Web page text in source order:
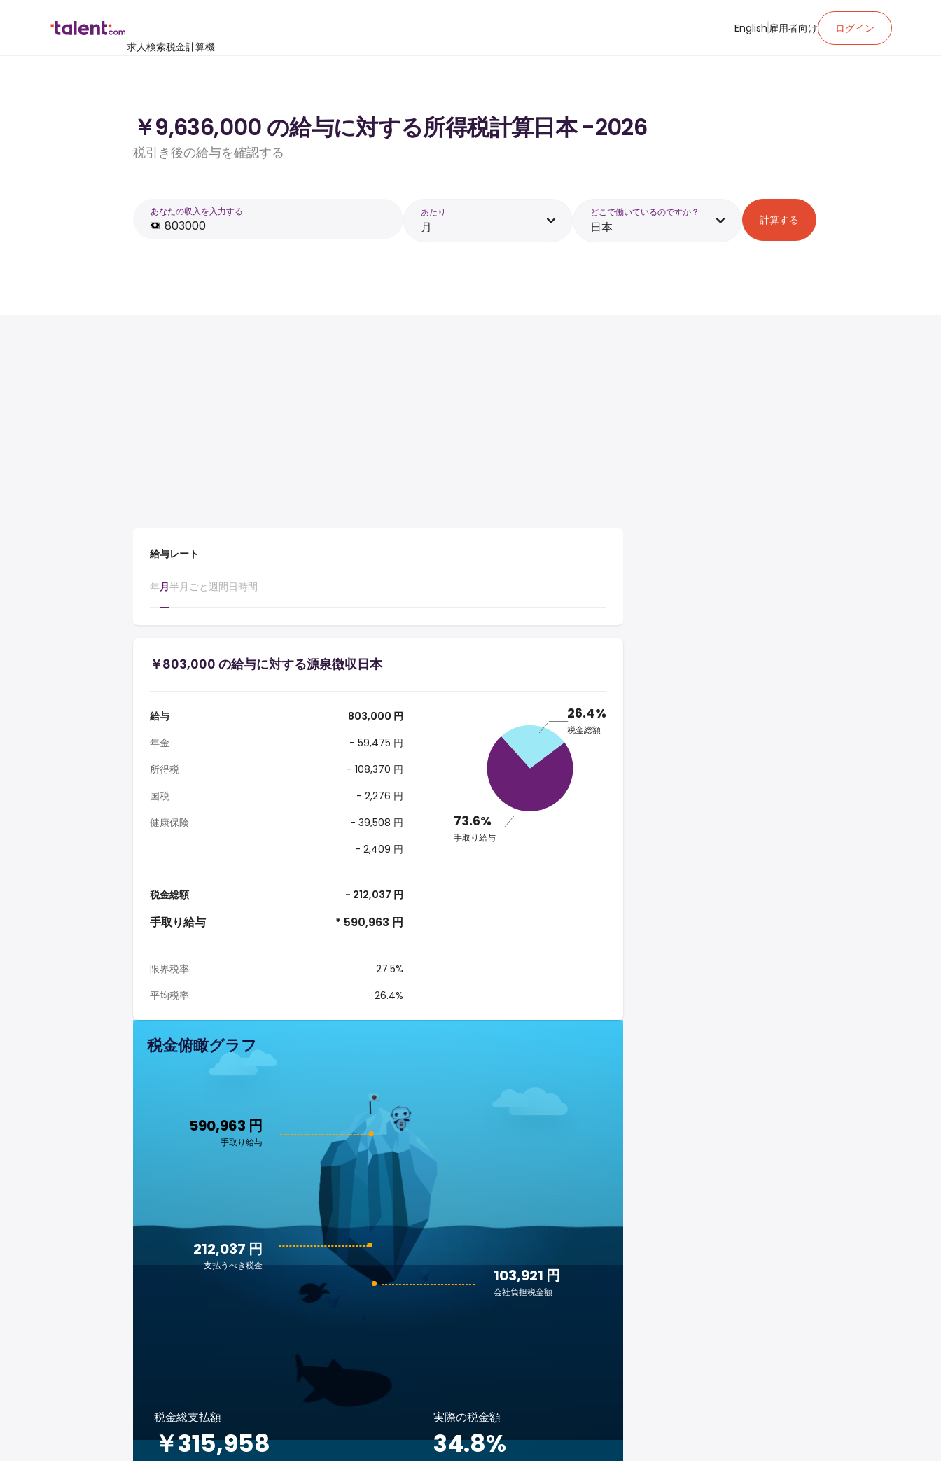
求人検索税金計算機
English 雇用者向け ログイン
￥9,636,000 の給与に対する所得税計算日本 -2026
税引き後の給与を確認する
あなたの収入を入力する あたり
月
どこで働いているのですか？
日本 計算する
給与レート
年月半月ごと週間日時間
￥803,000 の給与に対する源泉徴収日本
給与
803,000 円
年金
- 59,475 円
所得税
- 108,370 円
国税
- 2,276 円
健康保険
- 39,508 円
- 2,409 円
税金総額 - 212,037 円
手取り給与 * 590,963 円
限界税率
27.5%
平均税率
26.4%
26.4%
税金総額
73.6%
手取り給与
税金俯瞰グラフ
590,963 円
手取り給与
103,921 円
会社負担税金額
212,037 円
支払うべき税金
税金総支払額
￥315,958
実際の税金額
34.8%